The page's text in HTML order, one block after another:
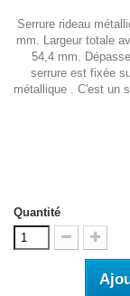
Serrure rideau
mm. Largeur totale
54,4 mm.
serrure est fixée
métallique . C'est un
Quantité